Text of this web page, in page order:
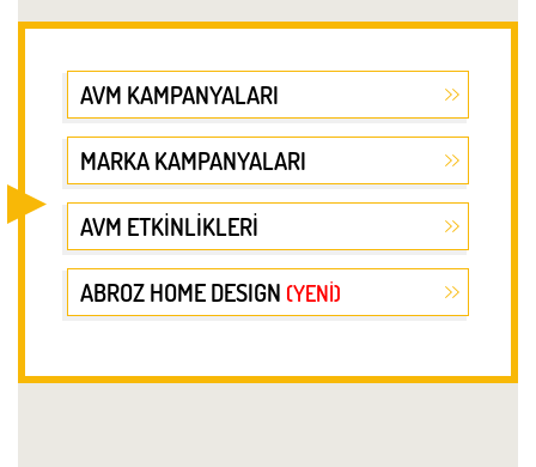
Midpoint Zemin
Otantik Kumpir
Pidem
Popeyes
Sbarro 2. Kat